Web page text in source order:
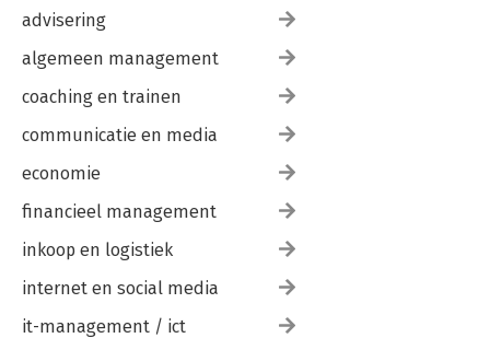
advisering
algemeen management
coaching en trainen
communicatie en media
economie
financieel management
inkoop en logistiek
internet en social media
it-management / ict